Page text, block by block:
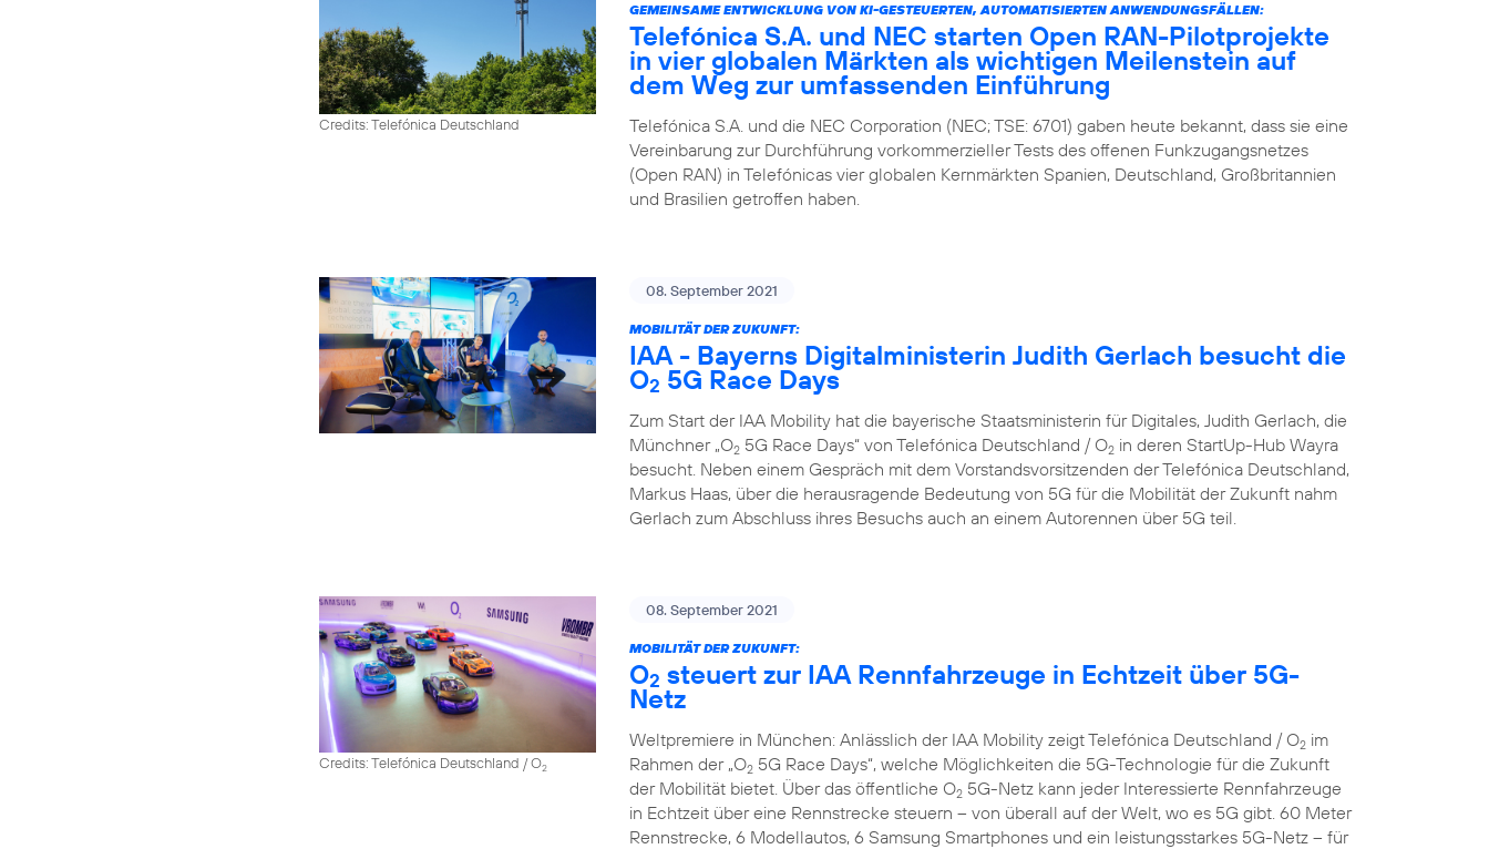
Credits: Telefónica Deutschland
GEMEINSAME ENTWICKLUNG VON KI-GESTEUERTEN, AUTOMATISIERTEN ANWENDUNGSFÄLLEN:
Telefónica S.A. und NEC starten Open RAN-Pilotprojekte
in vier globalen Märkten als wichtigen Meilenstein auf
dem Weg zur umfassenden Einführung
Telefónica S.A. und die NEC Corporation (NEC; TSE: 6701) gaben heute bekannt, dass sie eine
Vereinbarung zur Durchführung vorkommerzieller Tests des offenen Funkzugangsnetzes
(Open RAN) in Telefónicas vier globalen Kernmärkten Spanien, Deutschland, Großbritannien
und Brasilien getroffen haben.
08. September 2021
MOBILITÄT DER ZUKUNFT:
IAA - Bayerns Digitalministerin Judith Gerlach besucht die
O2 5G Race Days
Zum Start der IAA Mobility hat die bayerische Staatsministerin für Digitales, Judith Gerlach, die
Münchner „O2 5G Race Days“ von Telefónica Deutschland / O2 in deren StartUp-Hub Wayra
besucht. Neben einem Gespräch mit dem Vorstandsvorsitzenden der Telefónica Deutschland,
Markus Haas, über die herausragende Bedeutung von 5G für die Mobilität der Zukunft nahm
Gerlach zum Abschluss ihres Besuchs auch an einem Autorennen über 5G teil.
Credits: Telefónica Deutschland / O2
08. September 2021
MOBILITÄT DER ZUKUNFT:
O2 steuert zur IAA Rennfahrzeuge in Echtzeit über 5G-
Netz
Weltpremiere in München: Anlässlich der IAA Mobility zeigt Telefónica Deutschland / O2 im
Rahmen der „O2 5G Race Days“, welche Möglichkeiten die 5G-Technologie für die Zukunft
der Mobilität bietet. Über das öffentliche O2 5G-Netz kann jeder Interessierte Rennfahrzeuge
in Echtzeit über eine Rennstrecke steuern – von überall auf der Welt, wo es 5G gibt. 60 Meter
Rennstrecke, 6 Modellautos, 6 Samsung Smartphones und ein leistungsstarkes 5G-Netz – für